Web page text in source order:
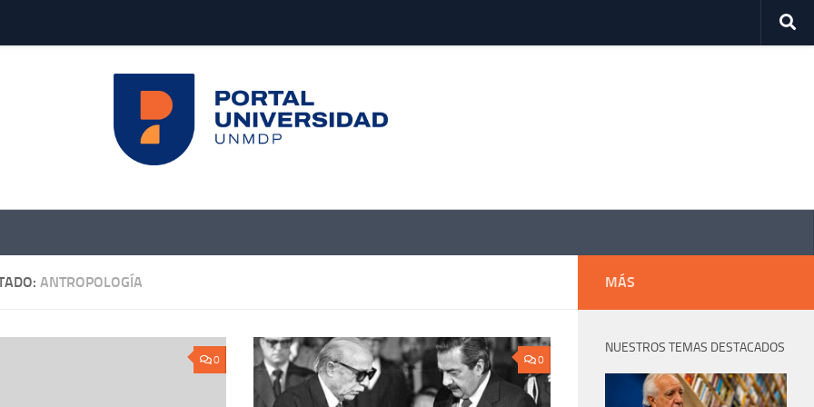
ANTROPOLOGÍA
0 0
MÁS
NUESTROS TEMAS DESTACADOS